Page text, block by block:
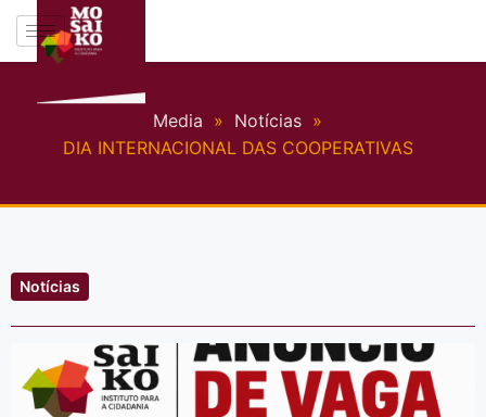
Media » Notícias »
DIA INTERNACIONAL DAS COOPERATIVAS
Notícias